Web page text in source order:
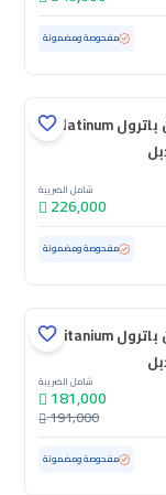
مفحوصة ومضمونة
نيسان باترول Platinum
شامل الضريبة
226,000
مفحوصة ومضمونة
نيسان باترول Titanium
شامل الضريبة
181,000
191,000
مفحوصة ومضمونة